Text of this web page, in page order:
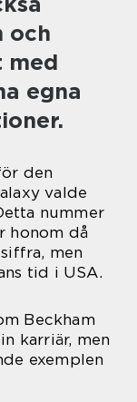
och
med
egna
den
valde
nummer
honom då
men
tid i USA.
Beckham
karriär, men
exemplen